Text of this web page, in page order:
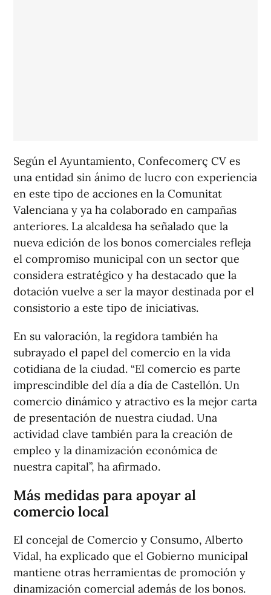
Según el Ayuntamiento, Confecomerç CV es
una entidad sin ánimo de lucro con experiencia
en este tipo de acciones en la Comunitat
Valenciana y ya ha colaborado en campañas
anteriores. La alcaldesa ha señalado que la
nueva edición de los bonos comerciales refleja
el compromiso municipal con un sector que
considera estratégico y ha destacado que la
dotación vuelve a ser la mayor destinada por el
consistorio a este tipo de iniciativas.
En su valoración, la regidora también ha
subrayado el papel del comercio en la vida
cotidiana de la ciudad. “El comercio es parte
imprescindible del día a día de Castellón. Un
comercio dinámico y atractivo es la mejor carta
de presentación de nuestra ciudad. Una
actividad clave también para la creación de
empleo y la dinamización económica de
nuestra capital”, ha afirmado.
Más medidas para apoyar al
comercio local
El concejal de Comercio y Consumo, Alberto
Vidal, ha explicado que el Gobierno municipal
mantiene otras herramientas de promoción y
dinamización comercial además de los bonos.